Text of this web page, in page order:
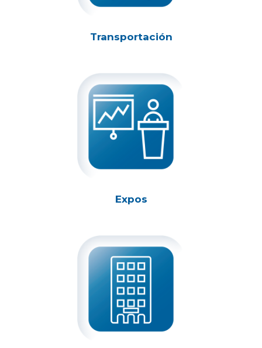
Transportación
Expos